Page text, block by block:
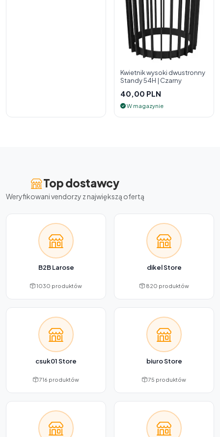
Kwietnik wysoki dwustronny
Standy 54H | Czarny
40,00 PLN
W magazynie
Top dostawcy
Weryfikowani vendorzy z największą ofertą
B2B Larose
1030 produktów
dikel Store
820 produktów
csuk01 Store
716 produktów
biuro Store
75 produktów